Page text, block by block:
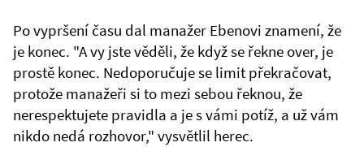
Po vypršení času dal manažer Ebenovi znamení, že
je konec. "A vy jste věděli, že když se řekne over, je
prostě konec. Nedoporučuje se limit překračovat,
protože manažeři si to mezi sebou řeknou, že
nerespektujete pravidla a je s vámi potíž, a už vám
nikdo nedá rozhovor," vysvětlil herec.